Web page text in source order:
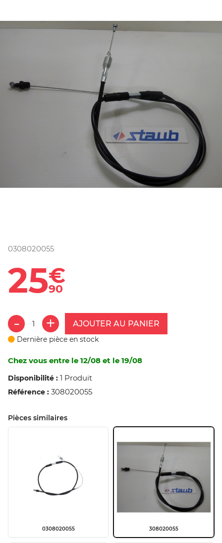
0308020055
25€
90
AJOUTER AU PANIER
Dernière pièce en stock
Chez vous entre le 12/08 et le 19/08
Disponibilité : 1 Produit
Référence : 308020055
Pièces similaires
0308020055 308020055